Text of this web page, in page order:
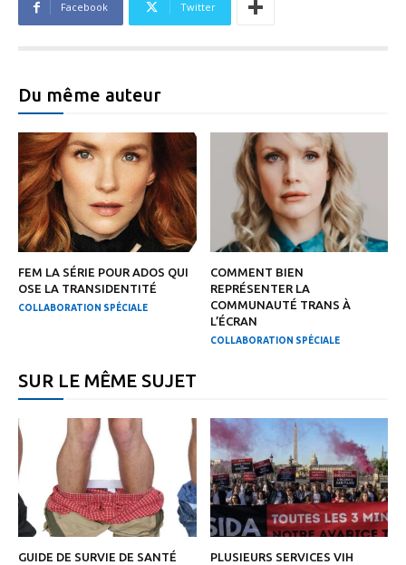
Facebook Twitter
Du même auteur
FEM LA SÉRIE POUR ADOS QUI
OSE LA TRANSIDENTITÉ
COLLABORATION SPÉCIALE
COMMENT BIEN
REPRÉSENTER LA
COMMUNAUTÉ TRANS À
L’ÉCRAN
COLLABORATION SPÉCIALE
SUR LE MÊME SUJET
GUIDE DE SURVIE DE SANTÉ
PLUSIEURS SERVICES VIH